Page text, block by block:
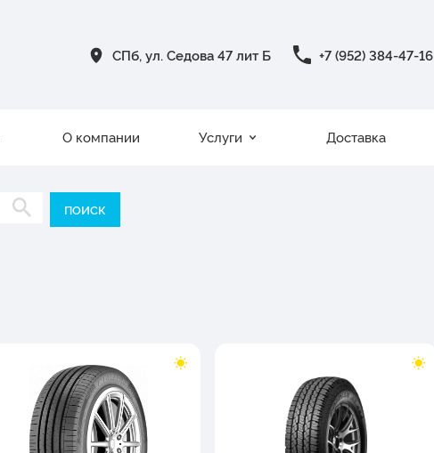
СПб, ул. Седова 47 лит Б +7 (952) 384-47-16
О компании Услуги Доставка